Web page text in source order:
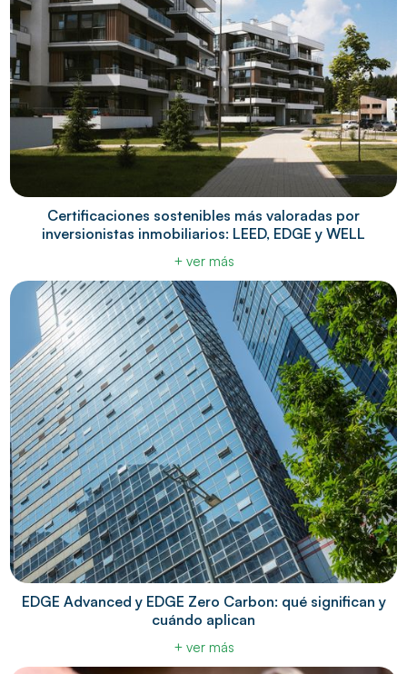
Certificaciones sostenibles más valoradas por
inversionistas inmobiliarios: LEED, EDGE y WELL
+ ver más
EDGE Advanced y EDGE Zero Carbon: qué significan y
cuándo aplican
+ ver más